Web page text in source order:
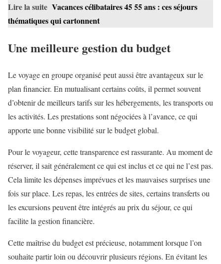
Lire la suite Vacances célibataires 45 55 ans : ces séjours
thématiques qui cartonnent
Une meilleure gestion du budget
Le voyage en groupe organisé peut aussi être avantageux sur le
plan financier. En mutualisant certains coûts, il permet souvent
d’obtenir de meilleurs tarifs sur les hébergements, les transports ou
les activités. Les prestations sont négociées à l’avance, ce qui
apporte une bonne visibilité sur le budget global.
Pour le voyageur, cette transparence est rassurante. Au moment de
réserver, il sait généralement ce qui est inclus et ce qui ne l’est pas.
Cela limite les dépenses imprévues et les mauvaises surprises une
fois sur place. Les repas, les entrées de sites, certains transferts ou
les excursions peuvent être intégrés au prix du séjour, ce qui
facilite la gestion financière.
Cette maîtrise du budget est précieuse, notamment lorsque l’on
souhaite partir loin ou découvrir plusieurs régions. En évitant les